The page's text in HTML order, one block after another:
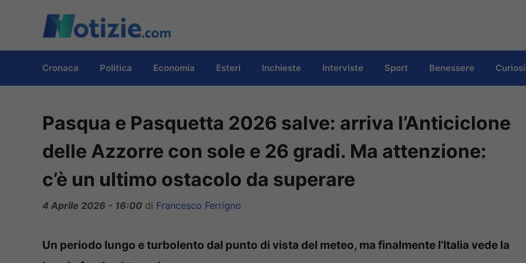
contenuto
Cronaca Politica Economia Esteri Inchieste Interviste Sport Benessere
Pasqua e Pasquetta 2026 salve: arriva l’Anticiclone
delle Azzorre con sole e 26 gradi. Ma attenzione:
c’è un ultimo ostacolo da superare
4 Aprile 2026 - 16:00 di Francesco Ferrigno
Un periodo lungo e turbolento dal punto di vista del meteo, ma finalmente l’Italia vede la